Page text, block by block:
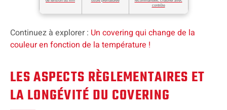
contrôle
Continuez à explorer : Un covering qui change de la
couleur en fonction de la température !
LES ASPECTS RÈGLEMENTAIRES ET
LA LONGÉVITÉ DU COVERING